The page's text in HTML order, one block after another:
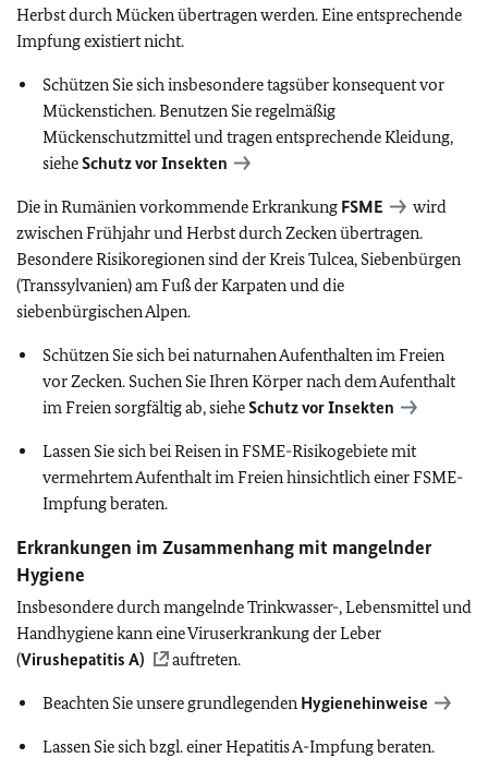
Herbst durch Mücken übertragen werden. Eine entsprechende
Impfung existiert nicht.
Schützen Sie sich insbesondere tagsüber konsequent vor
Mückenstichen. Benutzen Sie regelmäßig
Mückenschutzmittel und tragen entsprechende Kleidung,
sieheSchutz vor Insekten
Die in Rumänien vorkommende Erkrankung FSME
wird
zwischen Frühjahr und Herbst durch Zecken übertragen.
Besondere Risikoregionen sind der Kreis Tulcea, Siebenbürgen
(Transsylvanien) am Fuß der Karpaten und die
siebenbürgischen Alpen.
Schützen Sie sich bei naturnahen Aufenthalten im Freien
vor Zecken. Suchen Sie Ihren Körper nach dem Aufenthalt
im Freien sorgfältig ab, sieheSchutz vor Insekten
Lassen Sie sich bei Reisen in FSME-Risikogebiete mit
vermehrtem Aufenthalt im Freien hinsichtlich einer FSME-
Impfung beraten.
Erkrankungen im Zusammenhang mit mangelnder
Hygiene
Insbesondere durch mangelnde Trinkwasser-, Lebensmittel und
Handhygiene kann eine Viruserkrankung der Leber
(Virushepatitis A) auftreten.
Beachten Sie unsere grundlegenden Hygienehinweise
Lassen Sie sich bzgl. einer Hepatitis A-Impfung beraten.